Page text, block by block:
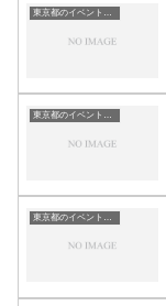
東京都のイベント会場一覧
東京都のイベント会場一覧
東京都のイベント会場一覧